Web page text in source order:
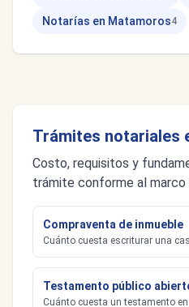
Notarías en Matamoros4
Trámites notariales
Costo, requisitos y
trámite conforme al marco
Compraventa de inmueble
Cuánto cuesta escriturar una
Testamento público
Cuánto cuesta un testamento